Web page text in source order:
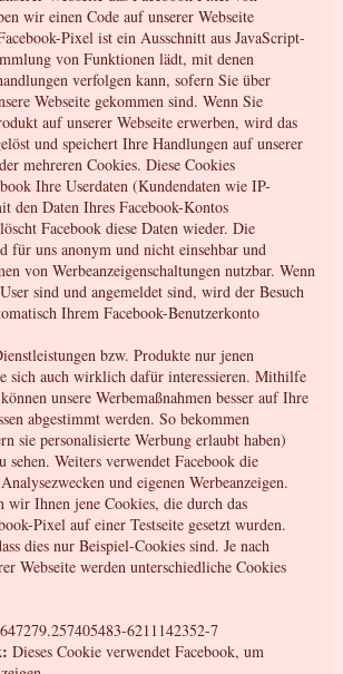
wir einen Code auf unserer Webseite
Pixel ist ein Ausschnitt aus JavaScript-
von Funktionen lädt, mit denen
verfolgen kann, sofern Sie über
Webseite gekommen sind. Wenn Sie
auf unserer Webseite erwerben, wird das
und speichert Ihre Handlungen auf unserer
mehreren Cookies. Diese Cookies
Ihre Userdaten (Kundendaten wie IP-
den Daten Ihres Facebook-Kontos
Facebook diese Daten wieder. Die
für uns anonym und nicht einsehbar und
von Werbeanzeigenschaltungen nutzbar. Wenn
sind und angemeldet sind, wird der Besuch
Ihrem Facebook-Benutzerkonto
bzw. Produkte nur jenen
sich auch wirklich dafür interessieren. Mithilfe
unsere Werbemaßnahmen besser auf Ihre
abgestimmt werden. So bekommen
sie personalisierte Werbung erlaubt haben)
sehen. Weiters verwendet Facebook die
und eigenen Werbeanzeigen.
wir Ihnen jene Cookies, die durch das
Pixel auf einer Testseite gesetzt wurden.
dies nur Beispiel-Cookies sind. Je nach
Webseite werden unterschiedliche Cookies
6211142352-7
Dieses Cookie verwendet Facebook, um